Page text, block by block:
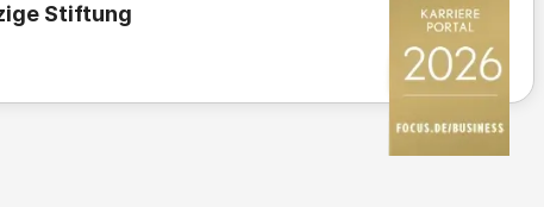
Stiftung